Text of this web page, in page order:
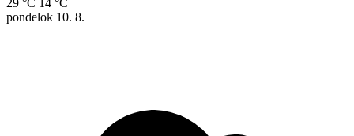
29 °C 14 °C
pondelok 10. 8.